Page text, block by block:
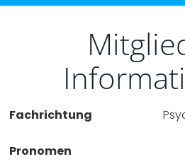
Fachrichtung
Pronomen